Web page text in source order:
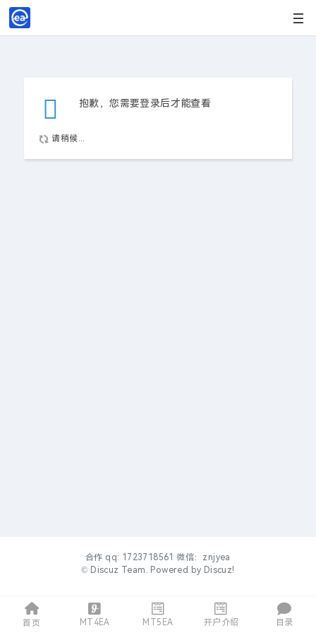
抱歉，您需要登录后才能查看
请稍候...
首页 MT4EA MT5EA 开户介绍 目录
合作 qq: 1723718561 微信：znjyea
© Discuz Team. Powered by Discuz!